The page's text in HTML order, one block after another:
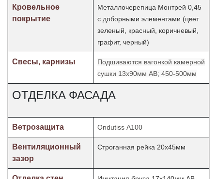
Кровельное
покрытие
Металлочерепица Монтрей 0,45
с доборными элементами (цвет
зеленый, красный, коричневый,
графит, черный)
Свесы, карнизы
Подшиваются вагонкой камерной
сушки 13х90мм АВ; 450-500мм
ОТДЕЛКА ФАСАДА
Ветрозащита Ondutiss А100
Вентиляционный
зазор
Строганная рейка 20х45мм